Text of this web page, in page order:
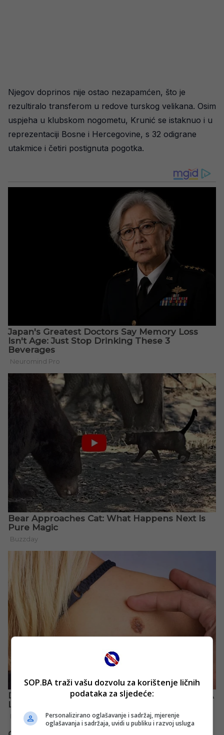
Njegov doprinos nije ostao nezapamćen, što je
rezultiralo transferom u redove turskog velikana. Osim
uspjeha u klubskom nogometu, Krunić se istaknuo i u
reprezentaciji Bosne i Hercegovine, s 32 odigrane
utakmice i četiri postignuta pogotka.
SOP.BA traži vašu dozvolu za korištenje ličnih
podataka za sljedeće:
Personalizirano oglašavanje i sadržaj, mjerenje
oglašavanja i sadržaja, uvidi u publiku i razvoj usluga